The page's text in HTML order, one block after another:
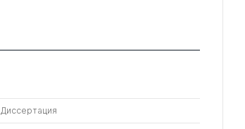
Диссертация